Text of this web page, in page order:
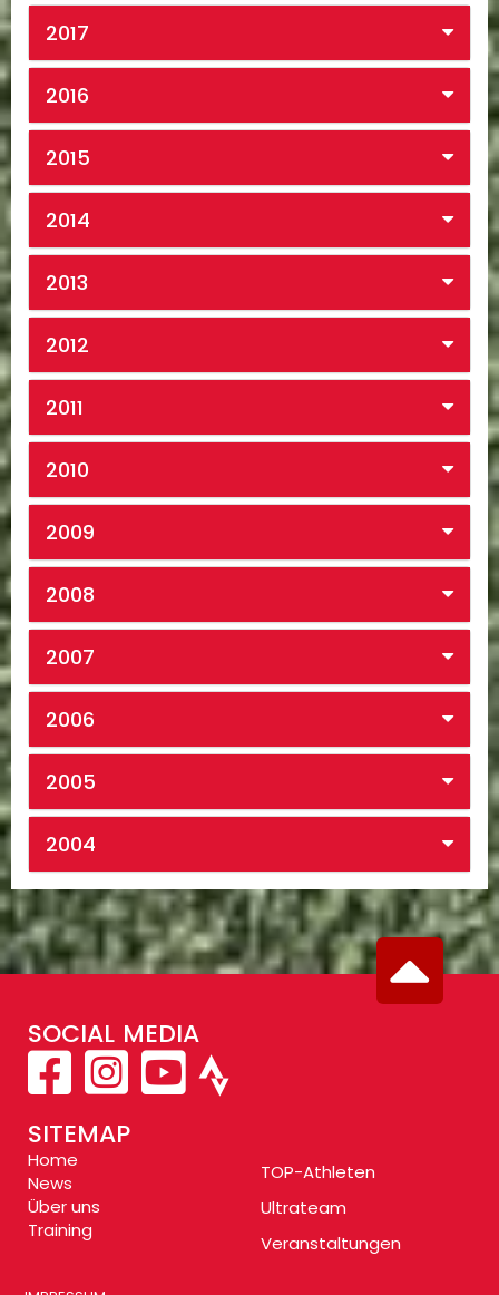
2017
2016
2015
2014
2013
2012
2011
2010
2009
2008
2007
2006
2005
2004
SOCIAL MEDIA
SITEMAP
Home
News
Über uns
Training
TOP-Athleten
Ultrateam
Veranstaltungen